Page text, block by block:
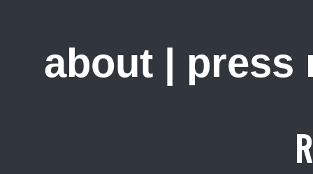
about press